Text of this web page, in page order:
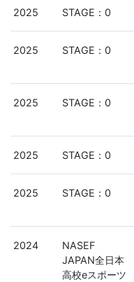
2025 STAGE：0
2025 STAGE：0
2025 STAGE：0
2025 STAGE：0
2025 STAGE：0
2024
NASEF
JAPAN全日本
高校eスポーツ